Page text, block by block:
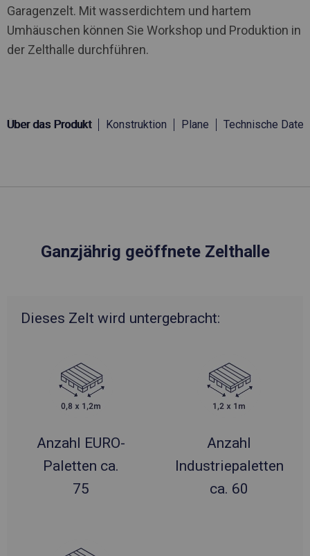
Garagenzelt. Mit wasserdichtem und hartem
Umhäuschen können Sie Workshop und Produktion in
der Zelthalle durchführen.
Über das Produkt Konstruktion Plane Technische Daten
Ganzjährig geöffnete Zelthalle
Dieses Zelt wird untergebracht:
Anzahl EURO-
Paletten ca.
75
Anzahl
Industriepaletten
ca. 60